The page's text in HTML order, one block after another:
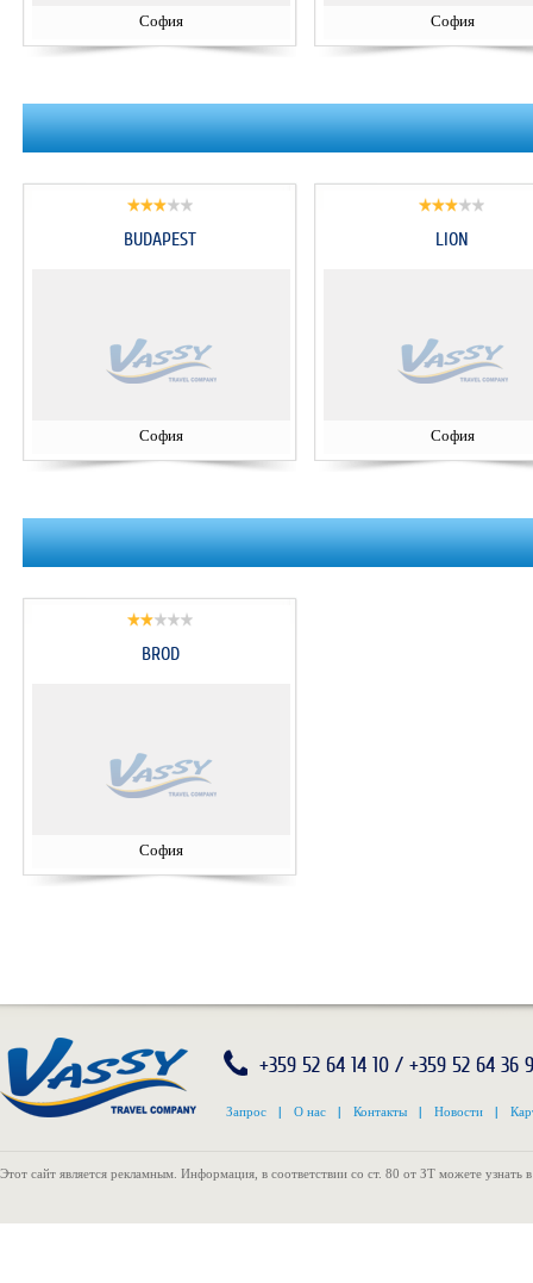
София София
BUDAPEST
София
LION
София
BROD
София
+359 52 64 14 10 / +359 52 64 36
Запрос | О нас | Контакты | Новости |
Этот сайт является рекламным. Информация, в соответствии со ст. 80 от ЗТ можете узнать